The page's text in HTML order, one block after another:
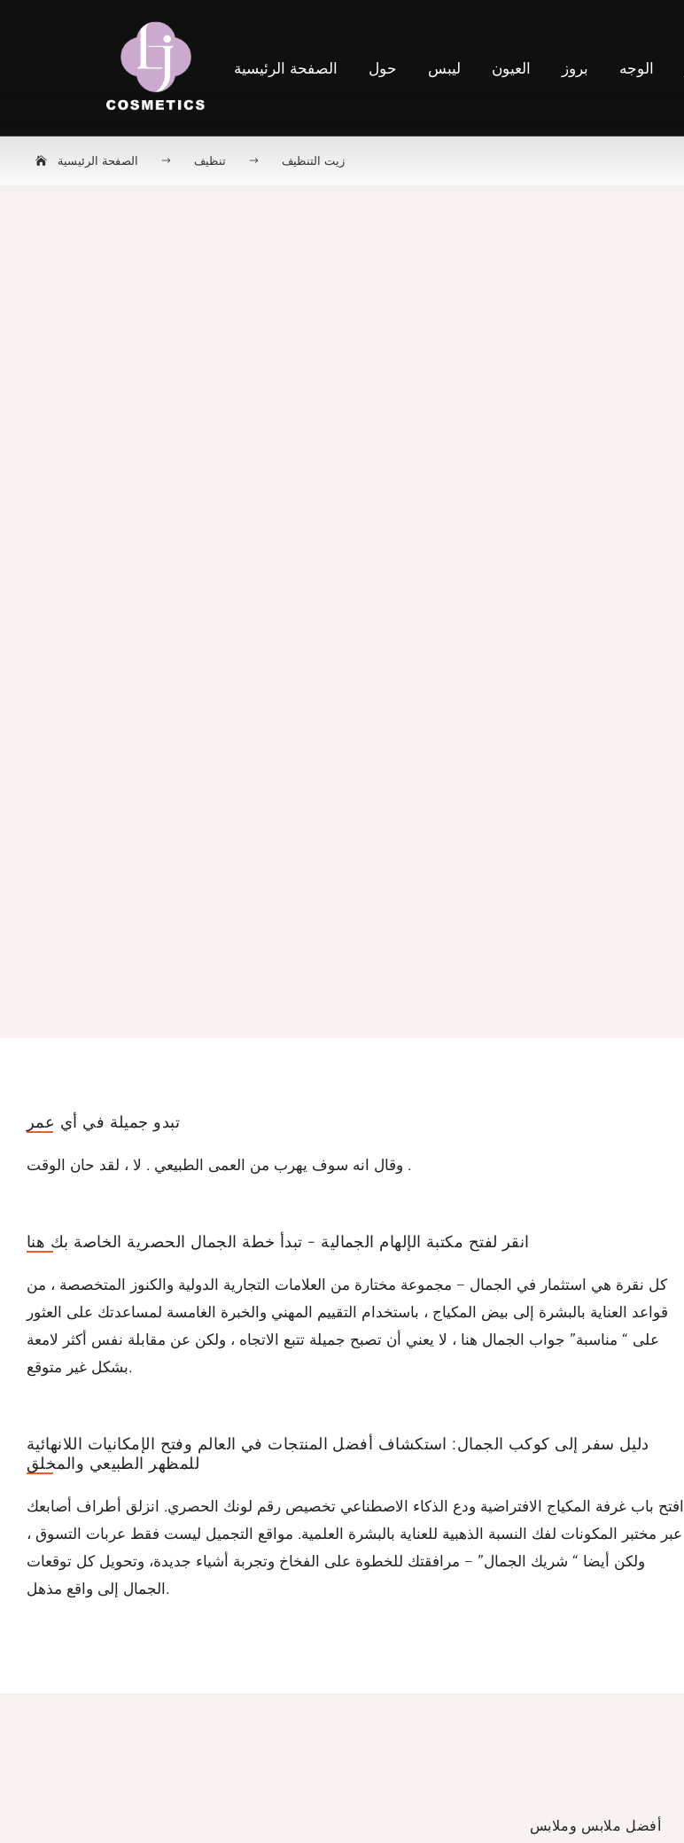
الصفحة الرئيسية حول ليبس العيون بروز الوجه
الصفحة الرئيسية تنظيف زيت التنظيف
تبدو جميلة في أي عمر
وقال انه سوف يهرب من العمى الطبيعي . لا ، لقد حان الوقت .
انقر لفتح مكتبة الإلهام الجمالية - تبدأ خطة الجمال الحصرية الخاصة بك هنا
كل نقرة هي استثمار في الجمال – مجموعة مختارة من العلامات التجارية الدولية والكنوز المتخصصة ، من
قواعد العناية بالبشرة إلى بيض المكياج ، باستخدام التقييم المهني والخبرة الغامسة لمساعدتك على العثور
على “ مناسبة” جواب الجمال هنا ، لا يعني أن تصبح جميلة تتبع الاتجاه ، ولكن عن مقابلة نفس أكثر لامعة
بشكل غير متوقع.
دليل سفر إلى كوكب الجمال: استكشاف أفضل المنتجات في العالم وفتح الإمكانيات اللانهائية
للمظهر الطبيعي والمخلق
افتح باب غرفة المكياج الافتراضية ودع الذكاء الاصطناعي تخصيص رقم لونك الحصري. انزلق أطراف أصابعك
عبر مختبر المكونات لفك النسبة الذهبية للعناية بالبشرة العلمية. مواقع التجميل ليست فقط عربات التسوق ،
ولكن أيضا “ شريك الجمال” – مرافقتك للخطوة على الفخاخ وتجربة أشياء جديدة، وتحويل كل توقعات
الجمال إلى واقع مذهل.
أفضل ملابس وملابس